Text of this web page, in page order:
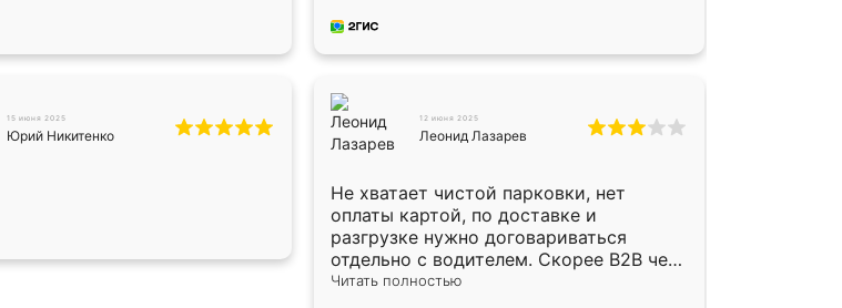
15 июня 2025
Юрий Никитенко
12 июня 2025
Леонид Лазарев
Не хватает чистой парковки, нет
оплаты картой, по доставке и
разгрузке нужно договариваться
отдельно с водителем. Скорее B2B чем
B2C
Читать полностью